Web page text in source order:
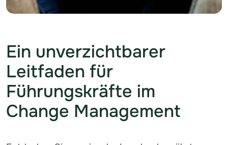
Ein unverzichtbarer
Leitfaden für
Führungskräfte im
Change Management